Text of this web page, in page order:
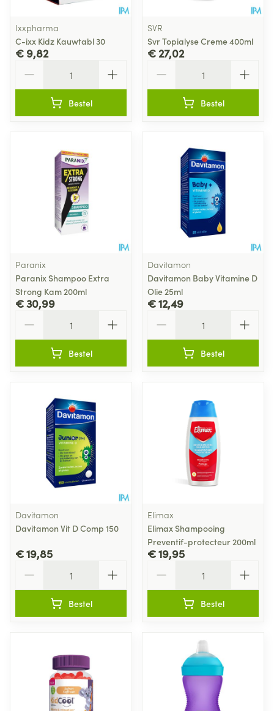
Ixxpharma
C-ixx Kidz Kauwtabl 30
€ 9,82
Bestel
SVR
Svr Topialyse Creme 400ml
€ 27,02
Bestel
Paranix
Paranix Shampoo Extra
Strong Kam 200ml
€ 30,99
Bestel
Davitamon
Davitamon Baby Vitamine D
Olie 25ml
€ 12,49
Bestel
Davitamon
Davitamon Vit D Comp 150
€ 19,85
Bestel
Elimax
Elimax Shampooing
Preventif-protecteur 200ml
€ 19,95
Bestel